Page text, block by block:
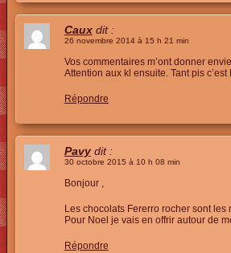
Caux dit :
26 novembre 2014 à 15 h 21 min
Vos commentaires m’ont donner
Attention aux kl ensuite. Tant pis c’est
Répondre
Pavy dit :
30 octobre 2015 à 10 h 08 min
Bonjour ,
Les chocolats Fererro rocher sont les
Pour Noel je vais en offrir autour de
Répondre